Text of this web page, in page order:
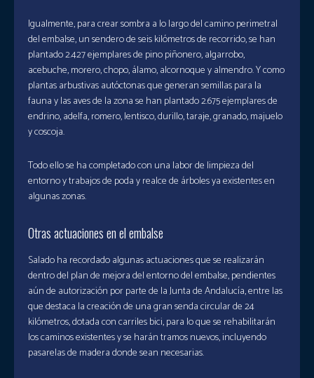
Igualmente, para crear sombra a lo largo del camino perimetral
del embalse, un sendero de seis kilómetros de recorrido, se han
plantado 2.427 ejemplares de pino piñonero, algarrobo,
acebuche, morero, chopo, álamo, alcornoque y almendro. Y como
plantas arbustivas autóctonas que generan semillas para la
fauna y las aves de la zona se han plantado 2.675 ejemplares de
endrino, adelfa, romero, lentisco, durillo, taraje, granado, majuelo
y coscoja.
Todo ello se ha completado con una labor de limpieza del
entorno y trabajos de poda y realce de árboles ya existentes en
algunas zonas.
Otras actuaciones en el embalse
Salado ha recordado algunas actuaciones que se realizarán
dentro del plan de mejora del entorno del embalse, pendientes
aún de autorización por parte de la Junta de Andalucía, entre las
que destaca la creación de una gran senda circular de 24
kilómetros, dotada con carriles bici, para lo que se rehabilitarán
los caminos existentes y se harán tramos nuevos, incluyendo
pasarelas de madera donde sean necesarias.